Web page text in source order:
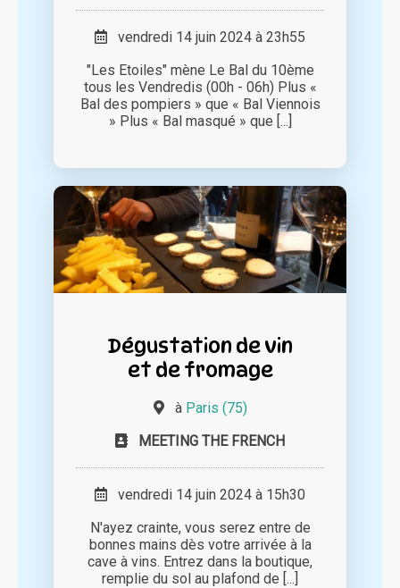
vendredi 14 juin 2024 à 23h55
"Les Etoiles" mène Le Bal du 10ème
tous les Vendredis (00h - 06h) Plus «
Bal des pompiers » que « Bal Viennois
» Plus « Bal masqué » que [...]
Dégustation de vin
et de fromage
à Paris (75)
MEETING THE FRENCH
vendredi 14 juin 2024 à 15h30
N'ayez crainte, vous serez entre de
bonnes mains dès votre arrivée à la
cave à vins. Entrez dans la boutique,
remplie du sol au plafond de [...]